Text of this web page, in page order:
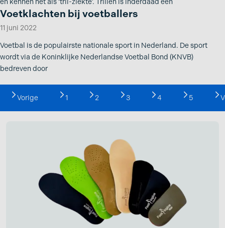
en kennen het als ‘tril-ziekte’. Trillen is inderdaad een
Voetklachten bij voetballers
11 juni 2022
Voetbal is de populairste nationale sport in Nederland. De sport
wordt via de Koninklijke Nederlandse Voetbal Bond (KNVB)
bedreven door
Vorige 1 2 3 4 5